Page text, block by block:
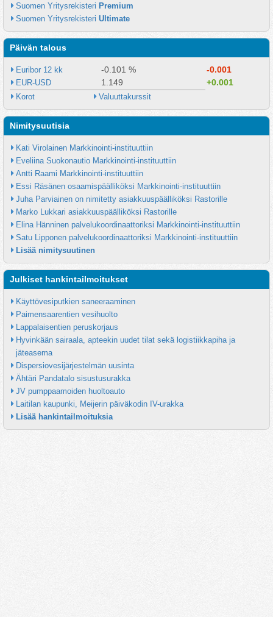
Suomen Yritysrekisteri Premium
Suomen Yritysrekisteri Ultimate
Päivän talous
Euribor 12 kk -0.101 % -0.001
EUR-USD 1.149 +0.001
Korot Valuuttakurssit
Nimitysuutisia
Kati Virolainen Markkinointi-instituuttiin
Eveliina Suokonautio Markkinointi-instituuttiin
Antti Raami Markkinointi-instituuttiin
Essi Räsänen osaamispäälliköksi Markkinointi-instituuttiin
Juha Parviainen on nimitetty asiakkuuspäälliköksi Rastorille
Marko Lukkari asiakkuuspäälliköksi Rastorille
Elina Hänninen palvelukoordinaattoriksi Markkinointi-instituuttiin
Satu Lipponen palvelukoordinaattoriksi Markkinointi-instituuttiin
Lisää nimitysuutinen
Julkiset hankintailmoitukset
Käyttövesiputkien saneeraaminen
Paimensaarentien vesihuolto
Lappalaisentien peruskorjaus
Hyvinkään sairaala, apteekin uudet tilat sekä logistiikkapiha ja
jäteasema
Dispersiovesijärjestelmän uusinta
Ähtäri Pandatalo sisustusurakka
JV pumppaamoiden huoltoauto
Laitilan kaupunki, Meijerin päiväkodin IV-urakka
Lisää hankintailmoituksia